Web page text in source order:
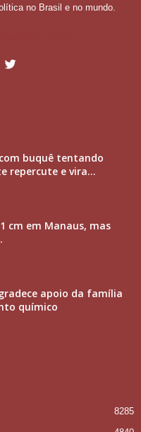
no Brasil e no mundo.
buquê tentando
repercute e vira...
cm em Manaus, mas
apoio da família
químico
8285